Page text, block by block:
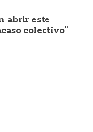
abrir este
colectivo"